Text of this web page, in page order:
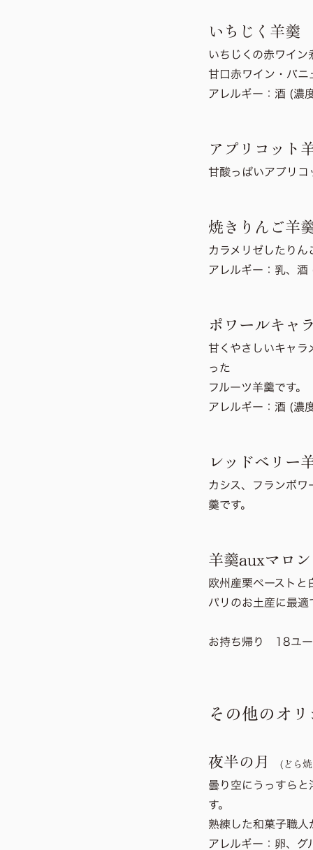
いちじく羊羹
いちじくの赤ワイン
甘口赤ワイン・バニ
アレルギー： 酒 (濃
アプリコット
甘酸っぱいアプリコ
焼きりんご羊
カラメリゼしたり
アレルギー： 乳、酒
ポワールキャ
甘くやさしいキャラ
った
フルーツ羊羹です。
アレルギー： 酒 (濃
レッドベリー
カシス、フランボ
羹です。
羊羹auxマロン
欧州産栗ペースト
パリのお土産に最適
お持ち帰り 18ユ
その他のオ
夜半の月 (どら
曇り空にうっすら
す。
熟練した和菓子職人
アレルギー： 卵、グ